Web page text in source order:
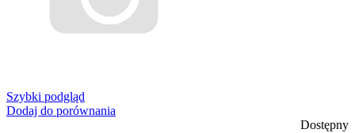
Szybki podgląd
Dodaj do porównania
Dostępny